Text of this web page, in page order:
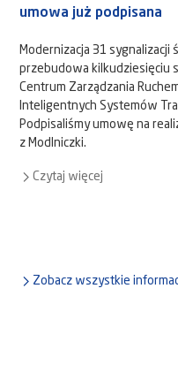
umowa już podpisana
Modernizacja 31
przebudowa kilkudziesięciu
Centrum Zarządzania
Inteligentnych Systemów
Podpisaliśmy umowę na
z Modlniczki.
Czytaj więcej
Zobacz wszystkie